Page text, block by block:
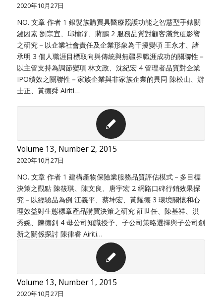
2020年10月27日
NO. 文章 作者 1 銀髮族購買具醫療照護功能之智慧型手錶關
鍵因素 劉宗宜、邱榆淨、蔣鵬 2 服務品質對顧客滿意度影響
之研究－以企業社會責任及企業形象為干擾變項 王永才、諸
承明 3 個人職涯目標取向與傳統與無疆界職涯成功的關聯性－
以主管支持為調節變項 林文政、沈紀宏 4 管理者品質對企業
IPO績效之關聯性－家族企業與非家族企業的異同 陳松山、游
士正、黃德舜 Airiti…
Volume 13, Number 2, 2015
2020年10月27日
NO. 文章 作者 1 建構產物保險業服務品質評估模式－多目標
決策之觀點 陳筱琪、陳文良、唐宇宏 2 網路口碑行銷效果探
究－以經驗品為例 江義平、蔡坤宏、黃耀德 3 環境關懷和心
理效益對生態標章產品購買決策之研究 莊世任、陳基祥、洪
秀婉、陳德釗 4 母公司知識授予、子公司策略選擇與子公司創
新之關係探討 陳律睿 Airiti…
Volume 13, Number 1, 2015
2020年10月27日